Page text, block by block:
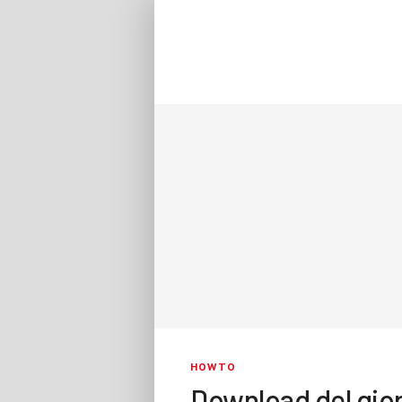
HOWTO